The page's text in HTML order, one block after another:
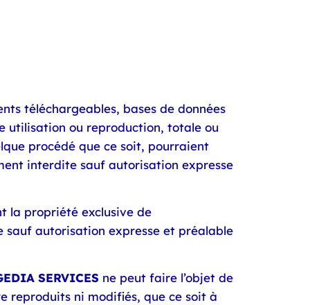
téléchargeables, bases de données
utilisation ou reproduction, totale ou
procédé que ce soit, pourraient
interdite sauf autorisation expresse
la propriété exclusive de
autorisation expresse et préalable
SERVICES ne peut faire l’objet de
reproduits ni modifiés, que ce soit à